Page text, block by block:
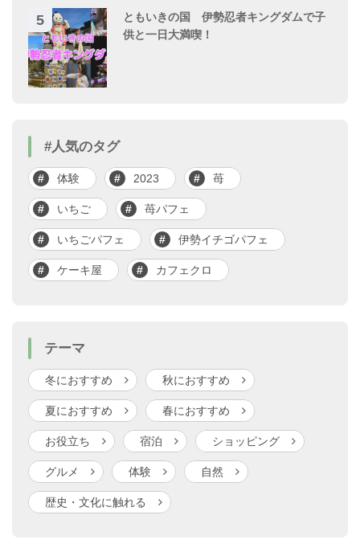
ともいきの国 伊勢忍者キングダムで子
供と一日大満喫！
#人気のタグ
体験 2023 苺
いちご 苺パフェ
いちごパフェ 伊勢イチゴパフェ
ケーキ屋 カフェクロ
テーマ
冬におすすめ 秋におすすめ
夏におすすめ 春におすすめ
お役立ち 宿泊 ショッピング
グルメ 体験 自然
歴史・文化に触れる